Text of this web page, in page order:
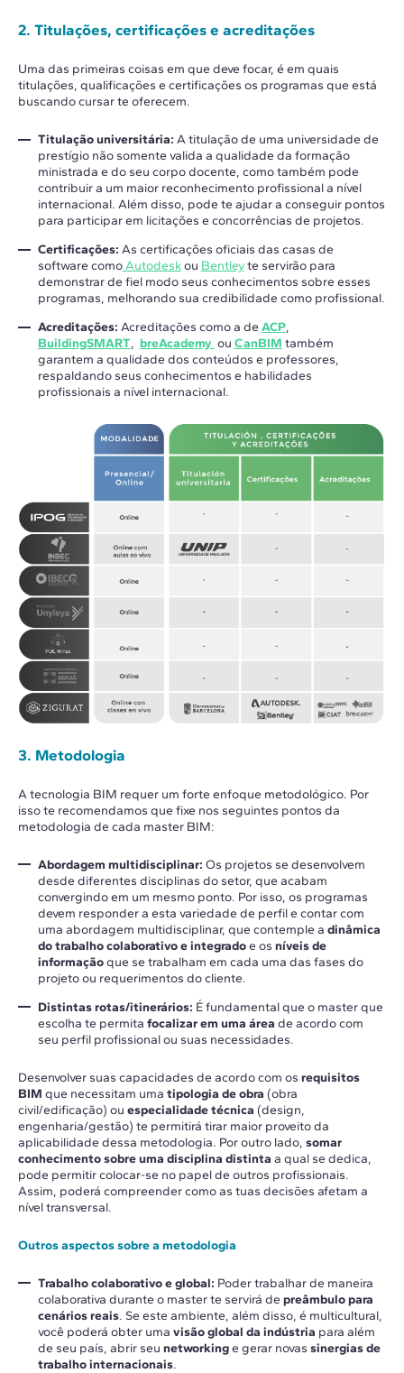
2. Titulações, certificações e acreditações
Uma das primeiras coisas em que deve focar, é em quais
titulações, qualificações e certificações os programas que está
buscando cursar te oferecem.
Titulação universitária: A titulação de uma universidade de
prestígio não somente valida a qualidade da formação
ministrada e do seu corpo docente, como também pode
contribuir a um maior reconhecimento profissional a nível
internacional. Além disso, pode te ajudar a conseguir pontos
para participar em licitações e concorrências de projetos.
Certificações: As certificações oficiais das casas de
software comoAutodeskou Bentleyte servirão para
demonstrar de fiel modo seus conhecimentos sobre esses
programas, melhorando sua credibilidade como profissional.
Acreditações: Acreditações como a de ACP,
BuildingSMART, breAcademy ou CanBIM também
garantem a qualidade dos conteúdos e professores,
respaldando seus conhecimentos e habilidades
profissionais a nível internacional.
3. Metodologia
A tecnologia BIM requer um forte enfoque metodológico. Por
isso te recomendamos que fixe nos seguintes pontos da
metodologia de cada master BIM:
Abordagem multidisciplinar: Os projetos se desenvolvem
desde diferentes disciplinas do setor, que acabam
convergindo em um mesmo ponto. Por isso, os programas
devem responder a esta variedade de perfil e contar com
uma abordagem multidisciplinar, que contemple a dinâmica
do trabalho colaborativo e integradoe os níveis de
informaçãoque se trabalham em cada uma das fases do
projeto ou requerimentos do cliente.
Distintas rotas/itinerários: É fundamental que o master que
escolha te permita focalizar em uma área de acordo com
seu perfil profissional ou suas necessidades.
Desenvolver suas capacidades de acordo com os requisitos
BIM que necessitam uma tipologia de obra (obra
civil/edificação) ou especialidade técnica (design,
engenharia/gestão) te permitirá tirar maior proveito da
aplicabilidade dessa metodologia. Por outro lado, somar
conhecimento sobre uma disciplina distinta a qual se dedica,
pode permitir colocar-se no papel de outros profissionais.
Assim, poderá compreender como as tuas decisões afetam a
nível transversal.
Outros aspectos sobre a metodologia
Trabalho colaborativo e global: Poder trabalhar de maneira
colaborativa durante o master te servirá de preâmbulo para
cenários reais. Se este ambiente, além disso, é multicultural,
você poderá obter uma visão global da indústria para além
de seu país, abrir seu networkinge gerar novas sinergias de
trabalho internacionais.